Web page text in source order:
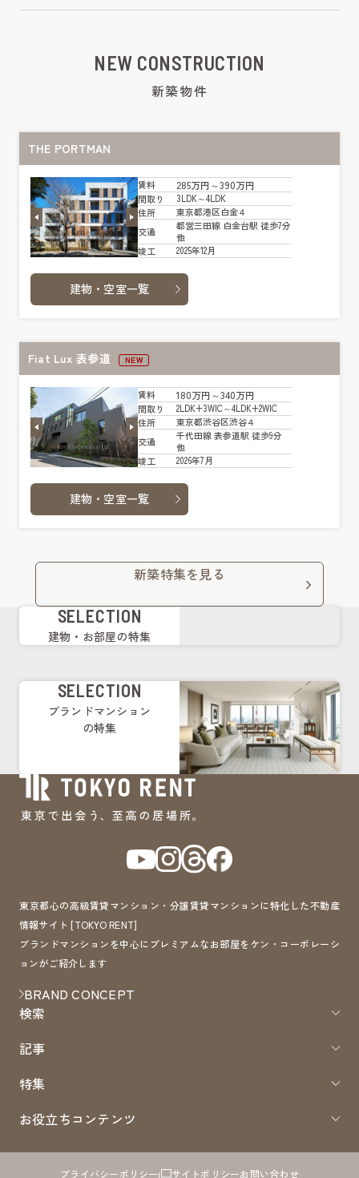
NEW CONSTRUCTION
新築物件
THE PORTMAN
賃料 285万円～390万円
間取り
3LDK～4LDK
住所
東京都港区白金４
交通
都営三田線 白金台駅 徒歩7分
他
竣工
2025年12月
建物・空室一覧
Fiat Lux 表参道 NEW
賃料 180万円～340万円
間取り
2LDK+3WIC～4LDK+2WIC
住所
東京都渋谷区渋谷４
交通
千代田線 表参道駅 徒歩9分
他
竣工
2026年7月
建物・空室一覧
新築特集を見る
SELECTION
建物・お部屋の特集
SELECTION
ブランドマンション
の特集
東京都心の高級賃貸マンション・分譲賃貸マンションに特化した不動産
情報サイト [TOKYO RENT]
ブランドマンションを中心にプレミアムなお部屋をケン・コーポレーシ
ョンがご紹介します
BRAND CONCEPT
検索
記事
特集
お役立ちコンテンツ
プライバシーポリシー サイトポリシーお問い合わせ